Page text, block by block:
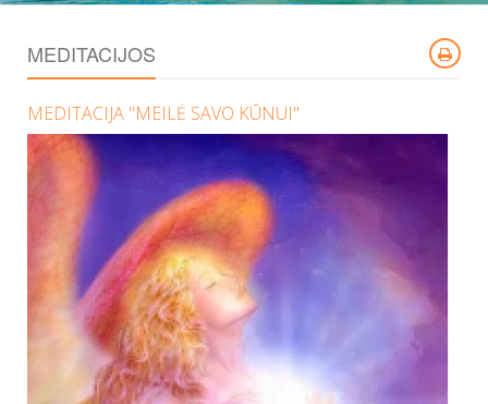
MEDITACIJOS
MEDITACIJA "MEILĖ SAVO KŪNUI"